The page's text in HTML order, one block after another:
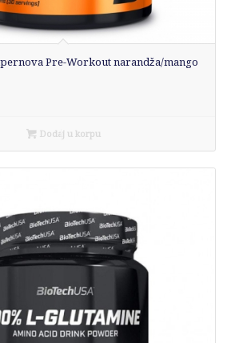
Pre-Workout narandža/mango
Dodaj u korpu